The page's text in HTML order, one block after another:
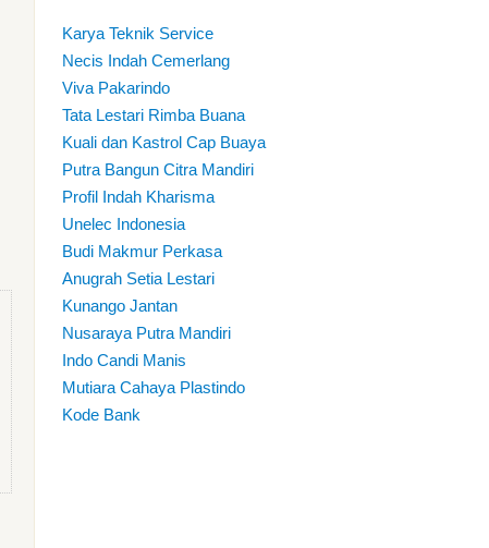
Karya Teknik Service
Necis Indah Cemerlang
Viva Pakarindo
Tata Lestari Rimba Buana
Kuali dan Kastrol Cap Buaya
Putra Bangun Citra Mandiri
Profil Indah Kharisma
Unelec Indonesia
Budi Makmur Perkasa
Anugrah Setia Lestari
Kunango Jantan
Nusaraya Putra Mandiri
Indo Candi Manis
Mutiara Cahaya Plastindo
Kode Bank